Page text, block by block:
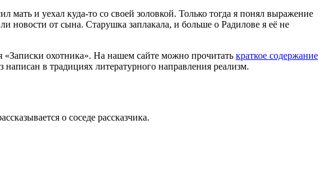
мать и уехал куда-то со своей золовкой. Только тогда я понял выражение
новости от сына. Старушка заплакала, и больше о Радилове я её не
«Записки охотника». На нашем сайте можно прочитать краткое содержание
написан в традициях литературного направления реализм.
о соседе рассказчика.